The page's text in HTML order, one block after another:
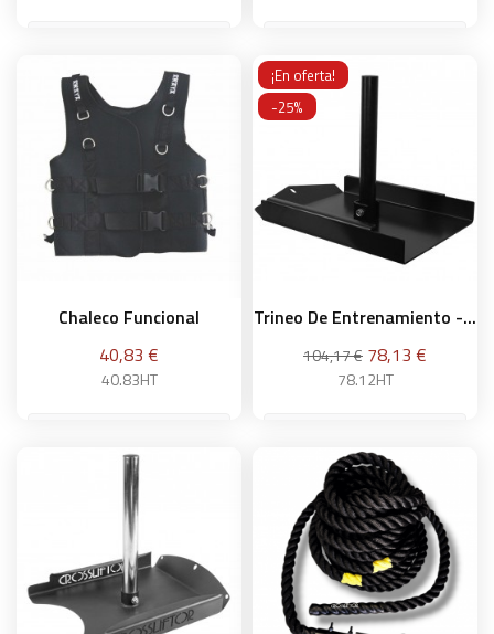
Añadir a la cesta Añadir a la cesta
Chaleco Funcional
Precio
40,83 €
40.83HT
Añadir a la cesta
Trineo De Entrenamiento -...
Precio
104,17 € Precio
78,13 €
78.12HT
Añadir a la cesta
¡En oferta!
-25%